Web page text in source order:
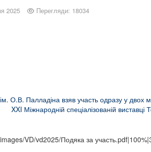
2025 Перегляди: 18034
ім. О.В. Палладіна взяв участь одразу у
XXI Міжнародній спеціалізованій
VD/vd2025/Подяка за